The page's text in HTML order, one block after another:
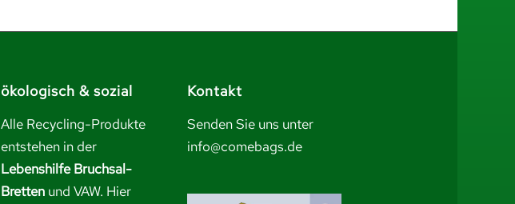
ökologisch & sozial
Alle Recycling-Produkte
entstehen in der
Lebenshilfe Bruchsal-
Bretten und VAW. Hier
Kontakt
Senden Sie uns unter
info@comebags.de